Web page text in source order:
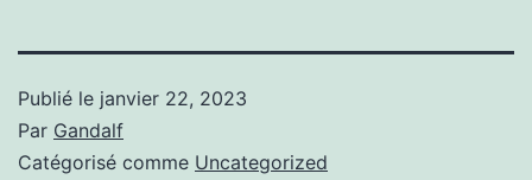
Publié le janvier 22, 2023
Par Gandalf
Catégorisé comme Uncategorized